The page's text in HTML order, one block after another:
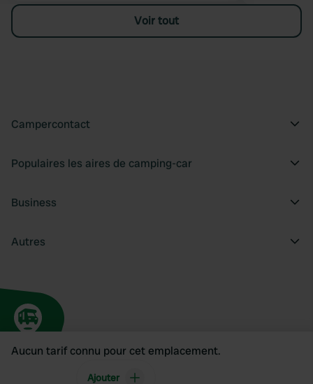
Aucun tarif connu pour cet emplacement.
Ajouter
Voir tout
Campercontact
Populaires les aires de camping-car
Business
Autres